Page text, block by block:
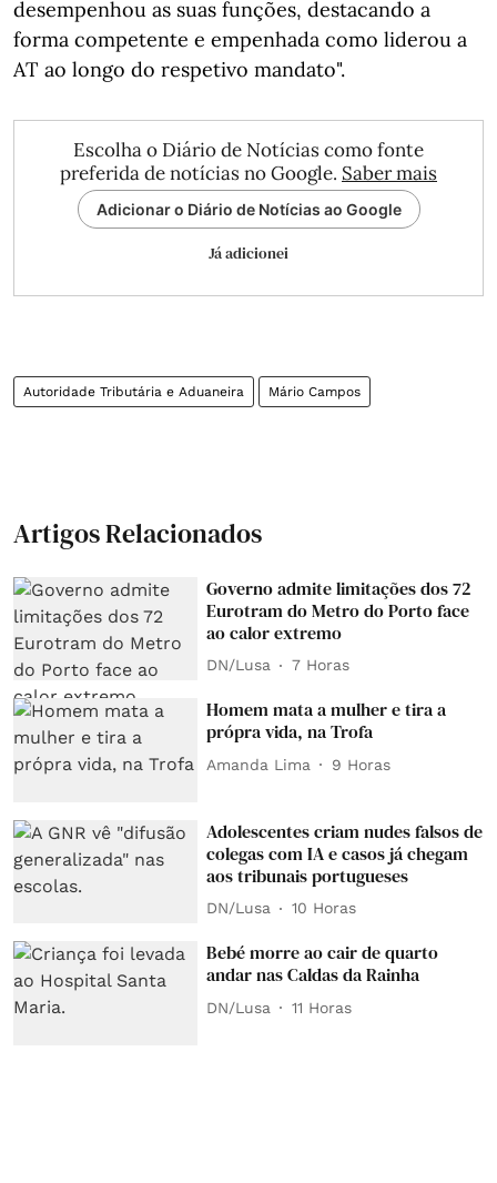
desempenhou as suas funções, destacando a
forma competente e empenhada como liderou a
AT ao longo do respetivo mandato".
Escolha o Diário de Notícias como fonte
preferida de notícias no Google. Saber mais
Adicionar o Diário de Notícias ao Google
Já adicionei
Autoridade Tributária e Aduaneira Mário Campos
Artigos Relacionados
Governo admite limitações dos 72
Eurotram do Metro do Porto face
ao calor extremo
DN/Lusa 7 Horas
Homem mata a mulher e tira a
própra vida, na Trofa
Amanda Lima 9 Horas
Adolescentes criam nudes falsos de
colegas com IA e casos já chegam
aos tribunais portugueses
DN/Lusa 10 Horas
Bebé morre ao cair de quarto
andar nas Caldas da Rainha
DN/Lusa 11 Horas